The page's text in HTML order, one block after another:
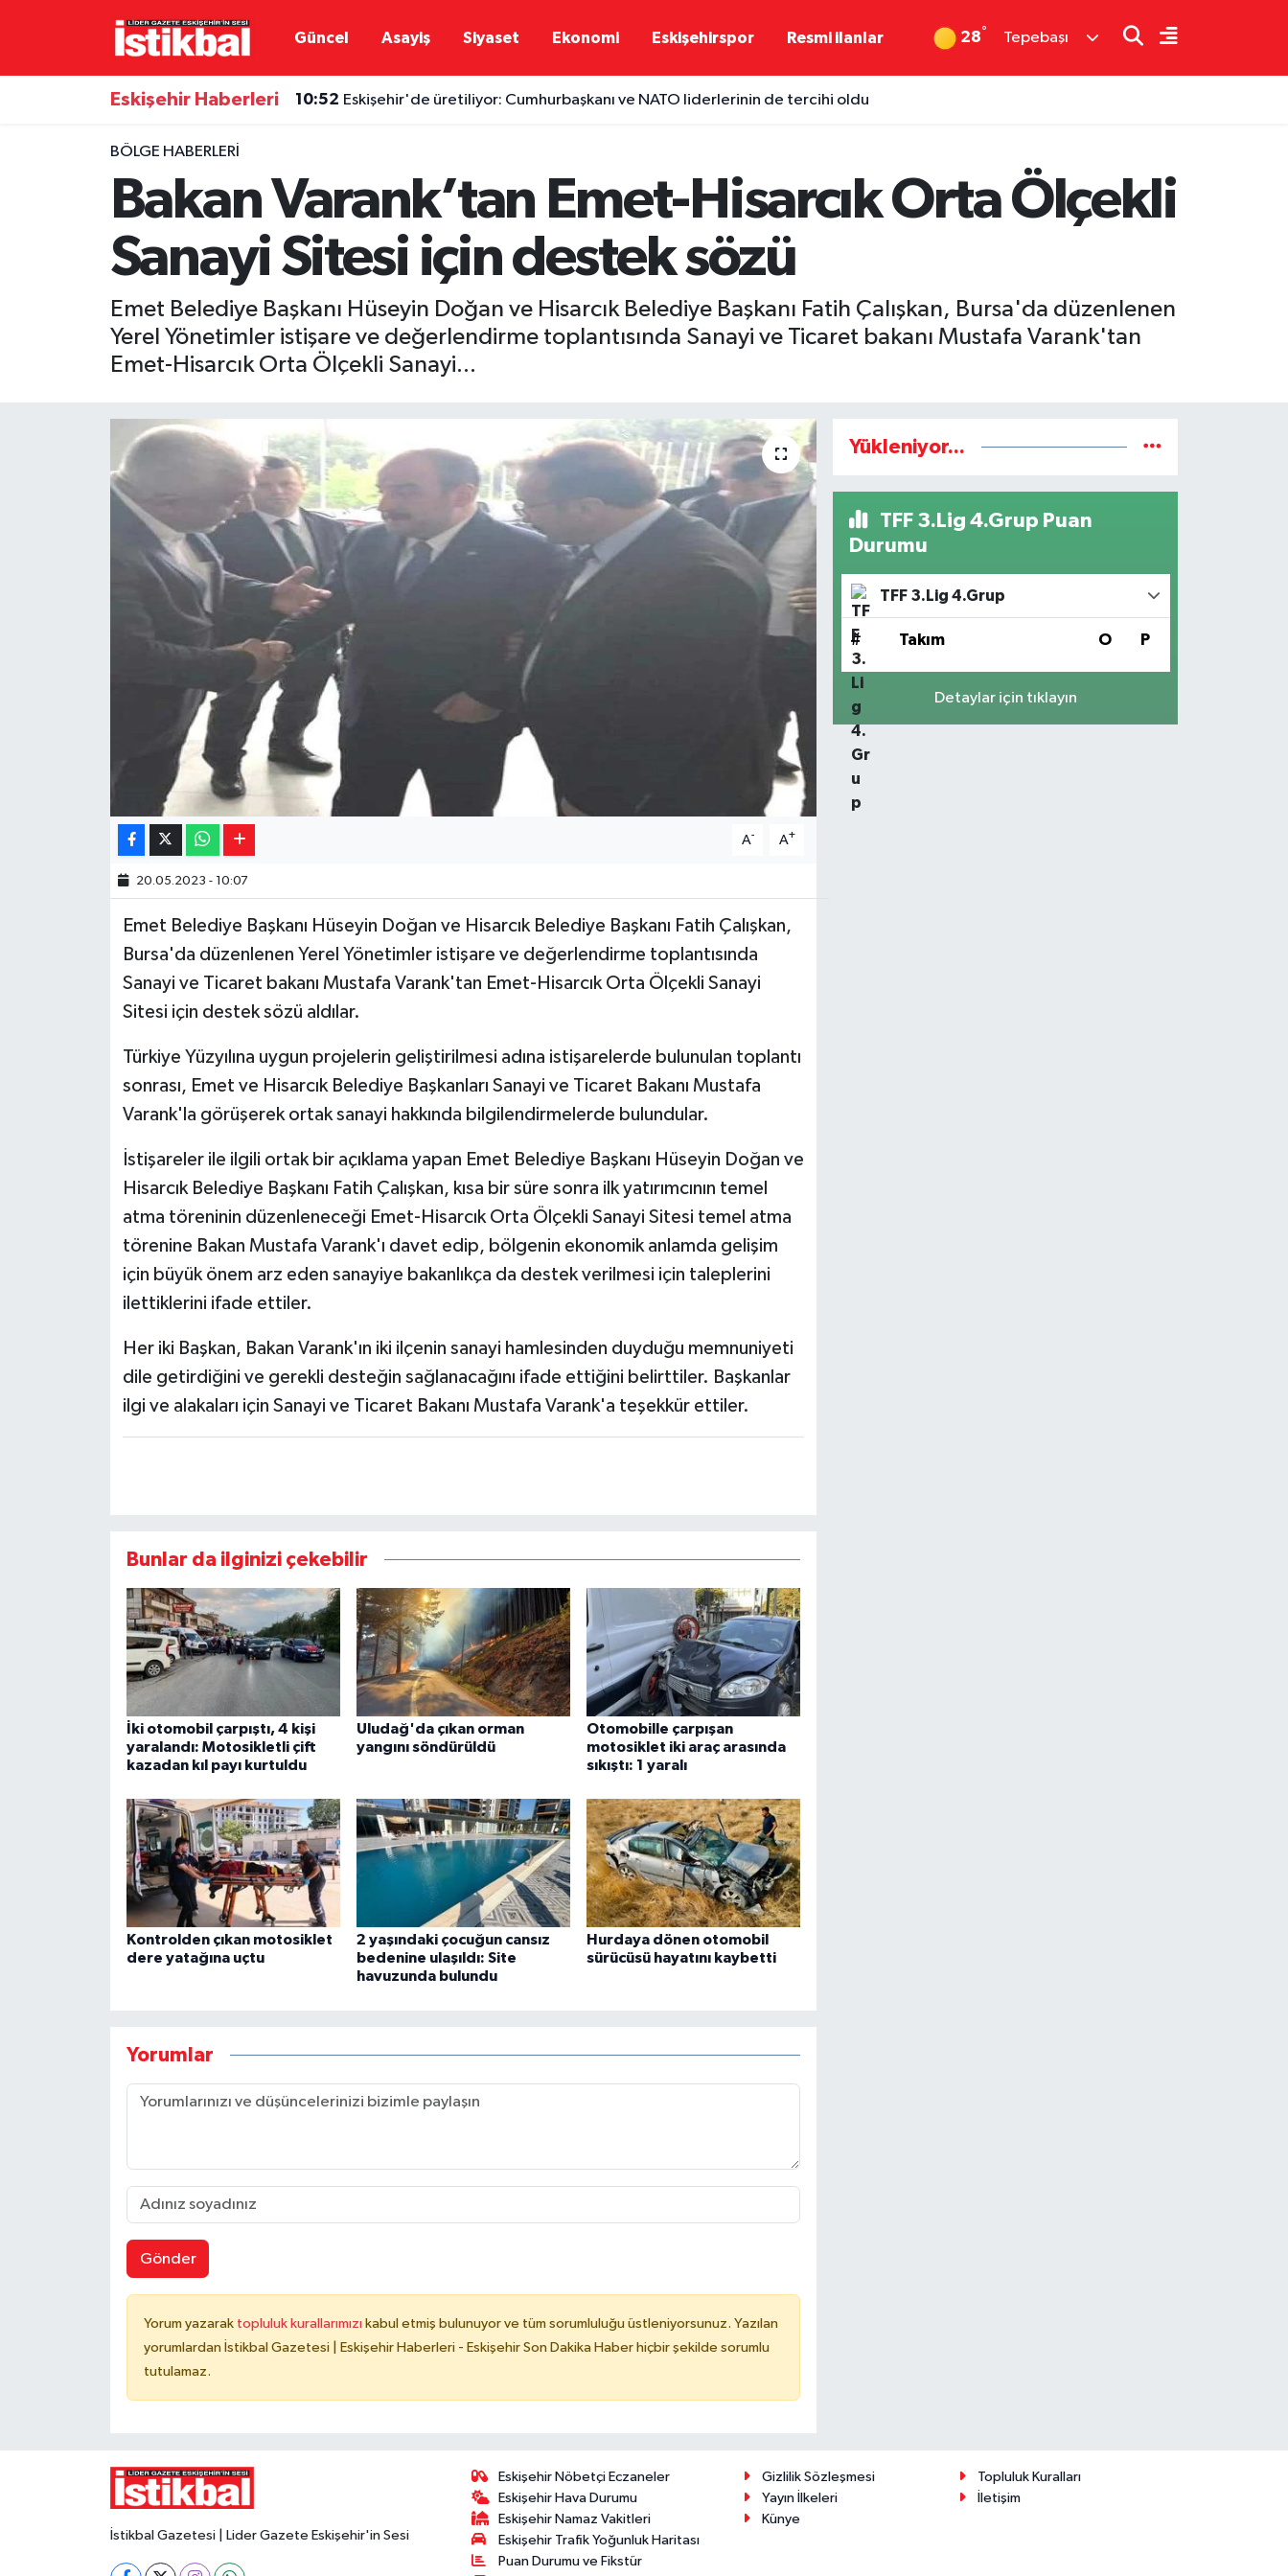
Güncel Asayiş Siyaset Ekonomi Eskişehirspor Resmi ilanlar 28° Tepebaşı
Eskişehir Haberleri 10:52 Eskişehir'de üretiliyor: Cumhurbaşkanı ve NATO liderlerinin de tercihi oldu
BÖLGE HABERLERI
Bakan Varank’tan Emet-Hisarcık Orta Ölçekli
Sanayi Sitesi için destek sözü
Emet Belediye Başkanı Hüseyin Doğan ve Hisarcık Belediye Başkanı Fatih Çalışkan, Bursa'da düzenlenen
Yerel Yönetimler istişare ve değerlendirme toplantısında Sanayi ve Ticaret bakanı Mustafa Varank'tan
Emet-Hisarcık Orta Ölçekli Sanayi...
A- A+
20.05.2023 - 10:07
Emet Belediye Başkanı Hüseyin Doğan ve Hisarcık Belediye Başkanı Fatih Çalışkan,
Bursa'da düzenlenen Yerel Yönetimler istişare ve değerlendirme toplantısında
Sanayi ve Ticaret bakanı Mustafa Varank'tan Emet-Hisarcık Orta Ölçekli Sanayi
Sitesi için destek sözü aldılar.
Türkiye Yüzyılına uygun projelerin geliştirilmesi adına istişarelerde bulunulan toplantı
sonrası, Emet ve Hisarcık Belediye Başkanları Sanayi ve Ticaret Bakanı Mustafa
Varank'la görüşerek ortak sanayi hakkında bilgilendirmelerde bulundular.
İstişareler ile ilgili ortak bir açıklama yapan Emet Belediye Başkanı Hüseyin Doğan ve
Hisarcık Belediye Başkanı Fatih Çalışkan, kısa bir süre sonra ilk yatırımcının temel
atma töreninin düzenleneceği Emet-Hisarcık Orta Ölçekli Sanayi Sitesi temel atma
törenine Bakan Mustafa Varank'ı davet edip, bölgenin ekonomik anlamda gelişim
için büyük önem arz eden sanayiye bakanlıkça da destek verilmesi için taleplerini
ilettiklerini ifade ettiler.
Her iki Başkan, Bakan Varank'ın iki ilçenin sanayi hamlesinden duyduğu memnuniyeti
dile getirdiğini ve gerekli desteğin sağlanacağını ifade ettiğini belirttiler. Başkanlar
ilgi ve alakaları için Sanayi ve Ticaret Bakanı Mustafa Varank'a teşekkür ettiler.
Bunlar da ilginizi çekebilir
İki otomobil çarpıştı, 4 kişi
yaralandı: Motosikletli çift
kazadan kıl payı kurtuldu
Uludağ'da çıkan orman
yangını söndürüldü
Otomobille çarpışan
motosiklet iki araç arasında
sıkıştı: 1 yaralı
Kontrolden çıkan motosiklet
dere yatağına uçtu
2 yaşındaki çocuğun cansız
bedenine ulaşıldı: Site
havuzunda bulundu
Hurdaya dönen otomobil
sürücüsü hayatını kaybetti
Yorumlar
Gönder
Yorum yazarak topluluk kurallarımızı kabul etmiş bulunuyor ve tüm sorumluluğu üstleniyorsunuz. Yazılan
yorumlardan İstikbal Gazetesi | Eskişehir Haberleri - Eskişehir Son Dakika Haber hiçbir şekilde sorumlu
tutulamaz.
Yükleniyor...
TFF 3.Lig 4.Grup Puan
Durumu
TFF 3.Lig 4.Grup
# Takım O P
Detaylar için tıklayın
İstikbal Gazetesi | Lider Gazete Eskişehir'in Sesi
Eskişehir Nöbetçi Eczaneler
Eskişehir Hava Durumu
Eskişehir Namaz Vakitleri
Eskişehir Trafik Yoğunluk Haritası
Puan Durumu ve Fikstür
Gizlilik Sözleşmesi
Topluluk Kuralları
Yayın İlkeleri
İletişim
Künye
Eskişehirspor
Ekonomi
Resmi ilanlar
Eskişehir Nöbetçi Eczaneler
Eskişehir Trafik Yoğunluk Haritası
TFF 3.Lig 4.Grup Puan Durumu ve Fikstür
Tüm Manşetler
Son Dakika Haberleri